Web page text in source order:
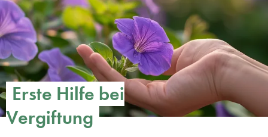
Erste Hilfe bei
Vergiftung